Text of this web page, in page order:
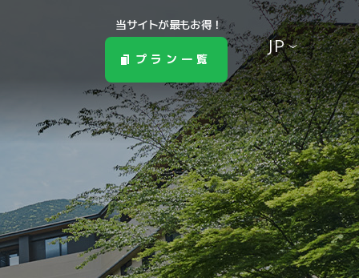
当サイトが最もお得！
プラン一覧
JP